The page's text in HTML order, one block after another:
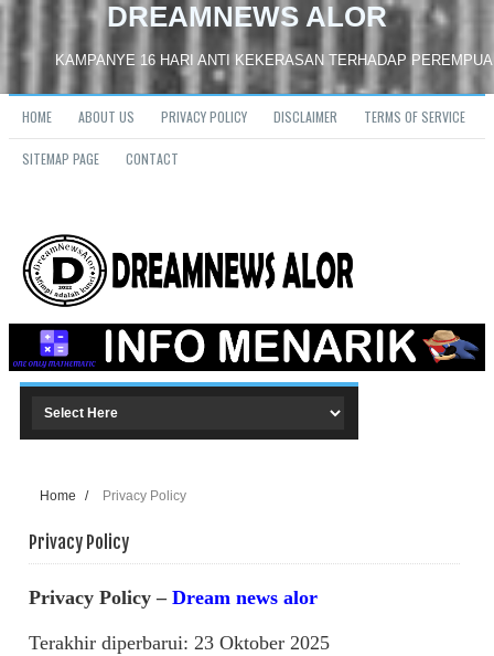
DREAMNEWS ALOR
KAMPANYE 16 HARI ANTI KEKERASAN TERHADAP PEREMPUAN
HOME ABOUT US PRIVACY POLICY DISCLAIMER TERMS OF SERVICE
SITEMAP PAGE CONTACT
Home / Privacy Policy
Privacy Policy
Privacy Policy – Dream news alor
Terakhir diperbarui: 23 Oktober 2025